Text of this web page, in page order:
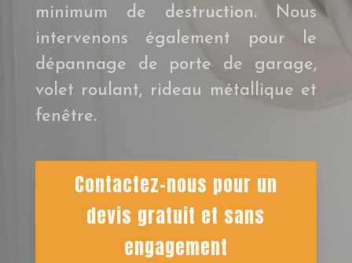
minimum de destruction. Nous
intervenons également pour le
dépannage de porte de garage,
volet roulant, rideau métallique et
fenêtre.
Contactez-nous pour un
devis gratuit et sans
engagement